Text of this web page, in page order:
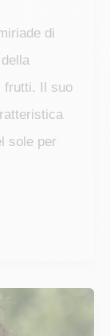
di
frutti. Il suo
sole per